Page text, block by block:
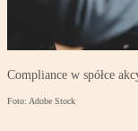
Compliance w spółce
Foto: Adobe Stock